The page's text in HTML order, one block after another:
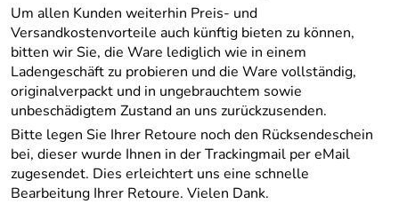
Um allen Kunden weiterhin Preis- und
Versandkostenvorteile auch künftig bieten zu können,
bitten wir Sie, die Ware lediglich wie in einem
Ladengeschäft zu probieren und die Ware vollständig,
originalverpackt und in ungebrauchtem sowie
unbeschädigtem Zustand an uns zurückzusenden.
Bitte legen Sie Ihrer Retoure noch den Rücksendeschein
bei, dieser wurde Ihnen in der Trackingmail per eMail
zugesendet. Dies erleichtert uns eine schnelle
Bearbeitung Ihrer Retoure. Vielen Dank.